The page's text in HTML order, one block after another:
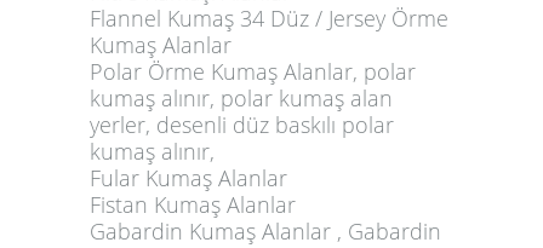
Flannel Kumaş 34 Düz / Jersey Örme
Kumaş Alanlar
Polar Örme Kumaş Alanlar, polar
kumaş alınır, polar kumaş alan
yerler, desenli düz baskılı polar
kumaş alınır,
Fular Kumaş Alanlar
Fistan Kumaş Alanlar
Gabardin Kumaş Alanlar , Gabardin